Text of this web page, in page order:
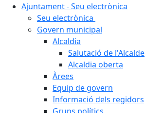
Ajuntament - Seu electrònica
Seu electrònica
Govern municipal
Alcaldia
Salutació de l'Alcalde
Alcaldia oberta
Àrees
Equip de govern
Informació dels regidors